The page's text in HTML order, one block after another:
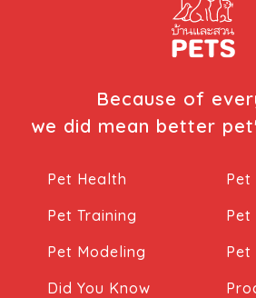
Because of
we did mean better
Pet Health
Pet
Pet Training
Pet
Pet Modeling
Pet
Did You Know